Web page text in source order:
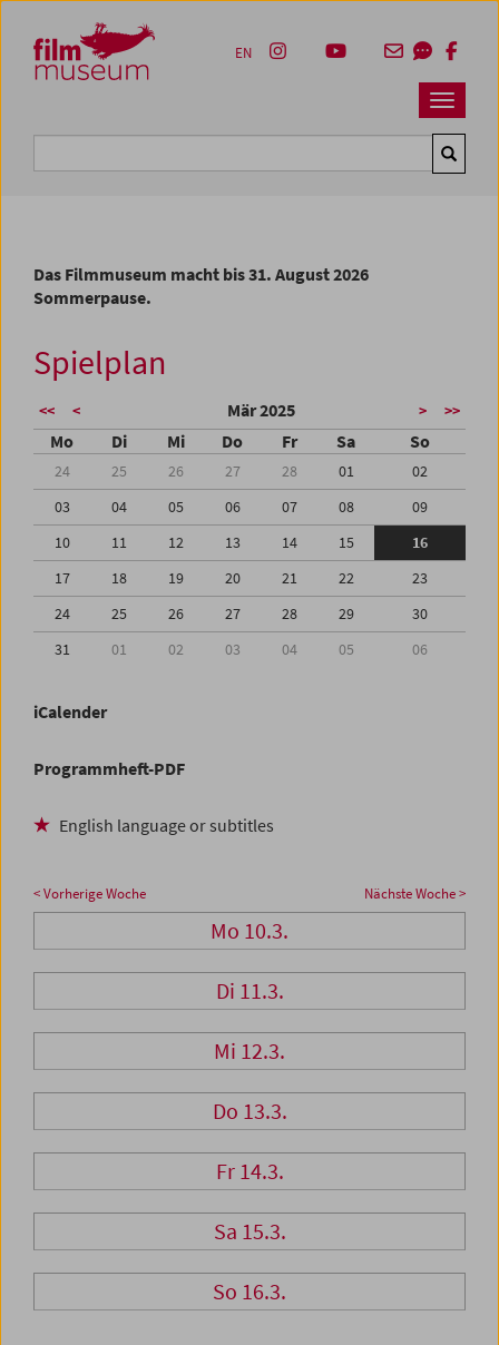
Zum Inhalt
Zum Hauptmenü
Zur Servicenavigation
Zum Suche
Navbar
EN
Das Filmmuseum macht bis 31. August 2026
Sommerpause.
Spielplan
<< < Mär 2025 > >>
Mo Di Mi Do Fr Sa So
24 25 26 27 28 01
02
03
04 05 06 07 08
09
10
11 12 13 14 15
16
17
18 19 20 21 22
23
24
25 26 27 28 29
30
31
01 02 03 04 05 06
iCalender
Programmheft-PDF
English language or subtitles
< Vorherige Woche Nächste Woche >
Mo 10.3.
Di 11.3.
Mi 12.3.
Do 13.3.
Fr 14.3.
Sa 15.3.
So 16.3.